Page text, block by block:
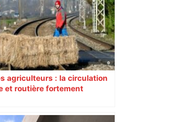
agriculteurs : la circulation
et routière fortement